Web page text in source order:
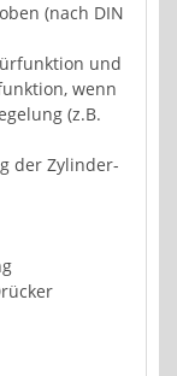
(nach DIN
und
wenn
(z.B.
der Zylinder-